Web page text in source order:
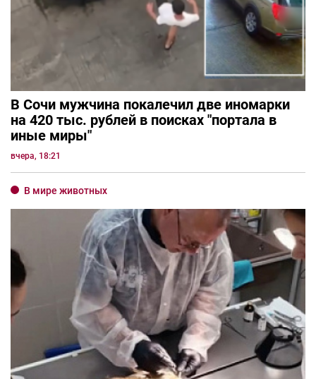
В Сочи мужчина покалечил две иномарки
на 420 тыс. рублей в поисках "портала в
иные миры"
вчера, 18:21
В мире животных